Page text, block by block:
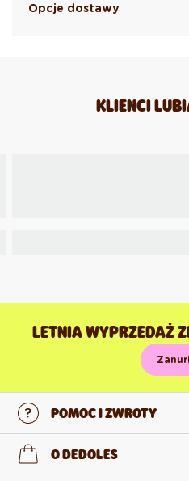
Opcje dostawy
KLIENCI
LETNIA WYPRZEDAŻ
POMOC I ZWROTY
Skontaktuj się z nami
O DEDOLES